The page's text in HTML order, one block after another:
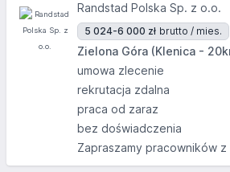
Randstad Polska Sp. z o.o.
5 024-6 000 zł brutto / mies.
Zielona Góra (Klenica -
umowa zlecenie
rekrutacja zdalna
praca od zaraz
bez doświadczenia
Zapraszamy pracowników z